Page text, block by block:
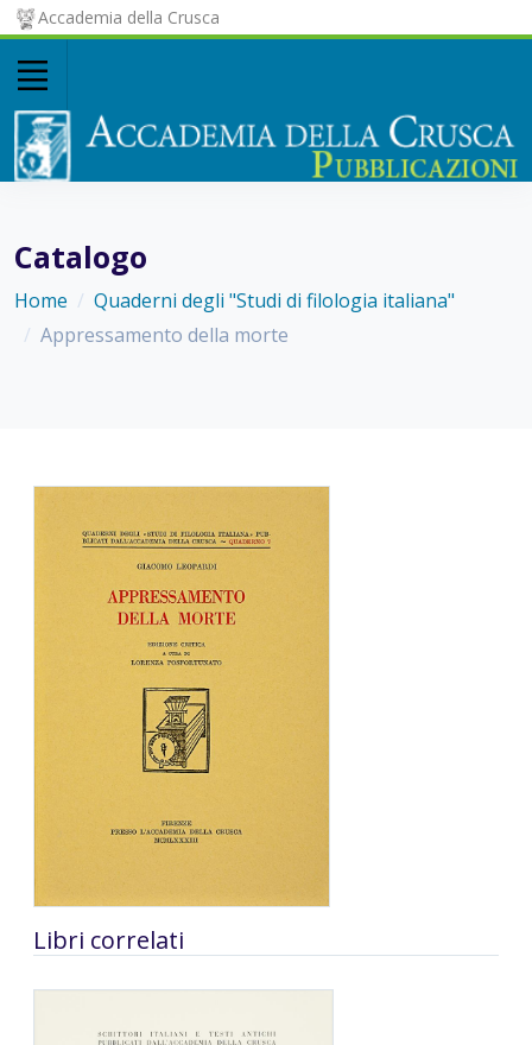
Accademia della Crusca
Catalogo
Home
Quaderni degli "Studi di filologia italiana"
Appressamento della morte
Libri correlati